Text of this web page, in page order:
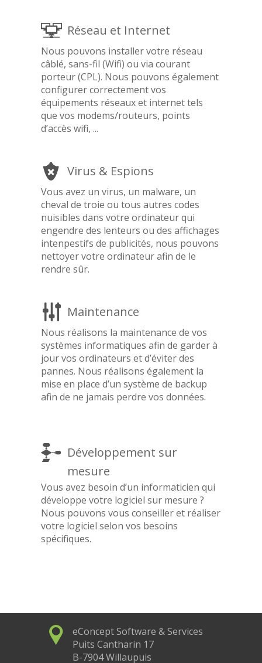
Réseau et Internet
Nous pouvons installer votre réseau
câblé, sans-fil (Wifi) ou via courant
porteur (CPL). Nous pouvons également
configurer correctement vos
équipements réseaux et internet tels
que vos modems/routeurs, points
d’accès wifi, ...
Virus & Espions
Vous avez un virus, un malware, un
cheval de troie ou tous autres codes
nuisibles dans votre ordinateur qui
engendre des lenteurs ou des affichages
intenpestifs de publicités, nous pouvons
nettoyer votre ordinateur afin de le
rendre sûr.
Maintenance
Nous réalisons la maintenance de vos
systèmes informatiques afin de garder à
jour vos ordinateurs et d’éviter des
pannes. Nous réalisons également la
mise en place d’un système de backup
afin de ne jamais perdre vos données.
Développement sur
mesure
Vous avez besoin d’un informaticien qui
développe votre logiciel sur mesure ?
Nous pouvons vous conseiller et réaliser
votre logiciel selon vos besoins
spécifiques.
eConcept Software & Services
Puits Cantharin 17
B-7904 Willaupuis